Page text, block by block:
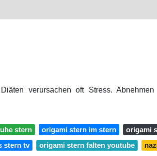
verursachen oft Stress.
stern origami stern im stern
origami
stern tv origami stern falten youtube